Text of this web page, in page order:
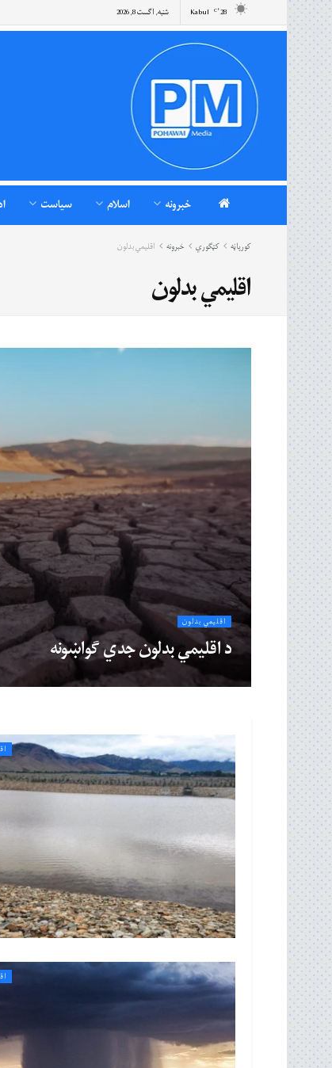
28
°C
Kabul شنبه, اگست 8, 2026
خبرونه اسلام سیاست
کورپاڼه کټګوري خبرونه اقلیمي بدلون
اقلیمي بدلون
اقلیمي بدلون
د اقلیمي بدلون جدي ګواښونه